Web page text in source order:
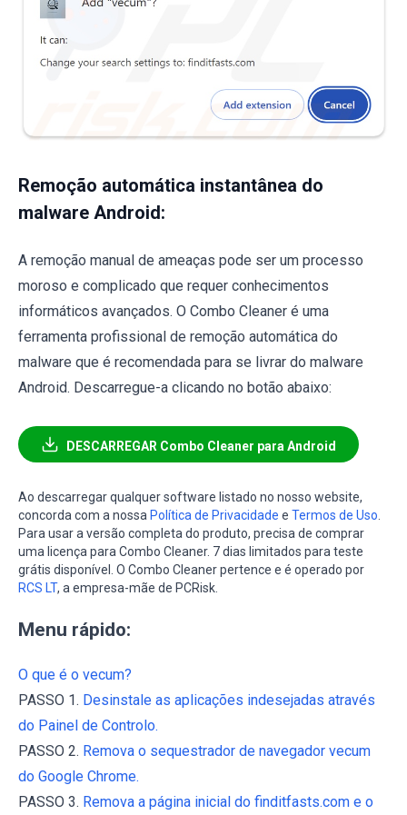
Remoção automática instantânea do
malware Android:
A remoção manual de ameaças pode ser um processo
moroso e complicado que requer conhecimentos
informáticos avançados. O Combo Cleaner é uma
ferramenta profissional de remoção automática do
malware que é recomendada para se livrar do malware
Android. Descarregue-a clicando no botão abaixo:
DESCARREGAR Combo Cleaner para Android
Ao descarregar qualquer software listado no nosso website,
concorda com a nossa Política de Privacidade e Termos de Uso
Para usar a versão completa do produto, precisa de comprar
uma licença para Combo Cleaner. 7 dias limitados para teste
grátis disponível. O Combo Cleaner pertence e é operado por
RCS LT, a empresa-mãe de PCRisk.
Menu rápido:
O que é o vecum?
PASSO 1. Desinstale as aplicações indesejadas através
do Painel de Controlo.
PASSO 2. Remova o sequestrador de navegador vecum
do Google Chrome.
PASSO 3. Remova a página inicial do finditfasts.com e o